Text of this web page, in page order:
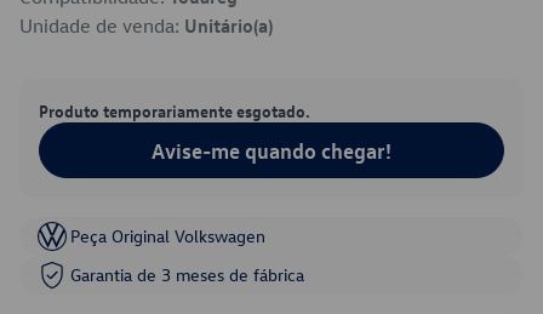
Unidade de venda: Unitário(a)
Produto temporariamente esgotado.
Avise-me quando chegar!
Peça Original Volkswagen
Garantia de 3 meses de fábrica